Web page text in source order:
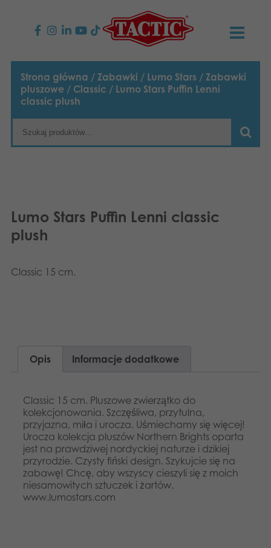
PRODUKTY
Gry dla dzieci
Gry rodzinne
Puzzle
AKTUALNOŚCI
TACTIC
Nasza historia
Strony internetowe
English
Dansk
Norsk
Strona główna / Zabawki / Lumo Stars / Zabawki
pluszowe / Classic / Lumo Stars Puffin Lenni
classic plush
Lumo Stars Puffin Lenni classic
plush
Classic 15 cm.
Opis Informacje dodatkowe
Classic 15 cm. Pluszowe zwierzątko do
kolekcjonowania. Szczęśliwa, przytulna,
przyjazna, miła i urocza. Uśmiechamy się więcej!
Urocza kolekcja pluszów Northern Brights oparta
jest na prawdziwej nordyckiej naturze i dzikiej
przyrodzie. Czysty fiński design. Szykujcie się na
zabawę! Chcę, aby wszyscy cieszyli się z moich
niesamowitych sztuczek i żartów.
www.lumostars.com